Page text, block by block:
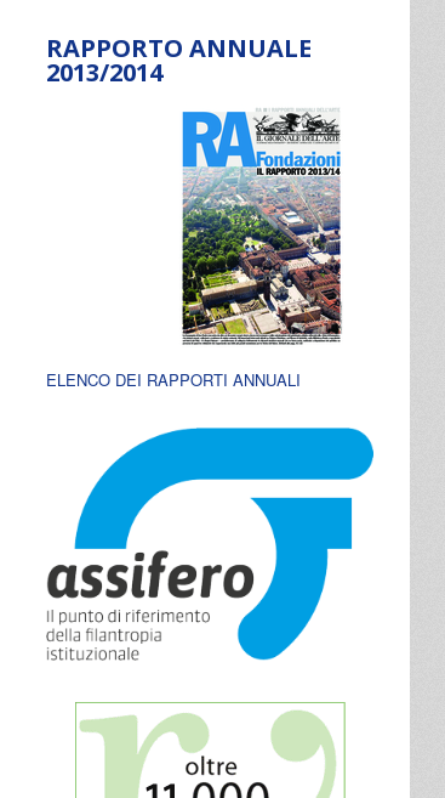
RAPPORTO ANNUALE
2013/2014
ELENCO DEI RAPPORTI ANNUALI